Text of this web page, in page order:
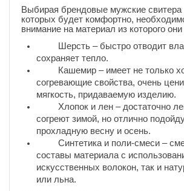
Выбирая брендовые мужские свитера
которых будет комфортно,
внимание на материал из которого
Шерсть – быстро отводит
сохраняет тепло.
Кашемир – имеет не только
согревающие свойства, очень
мягкость, придаваемую изделию.
Хлопок и лен – достаточно
согреют зимой, но отлично
прохладную весну и осень.
Синтетика и поли-смеси –
составы материала с
искусственных волокон, так и
или льна.